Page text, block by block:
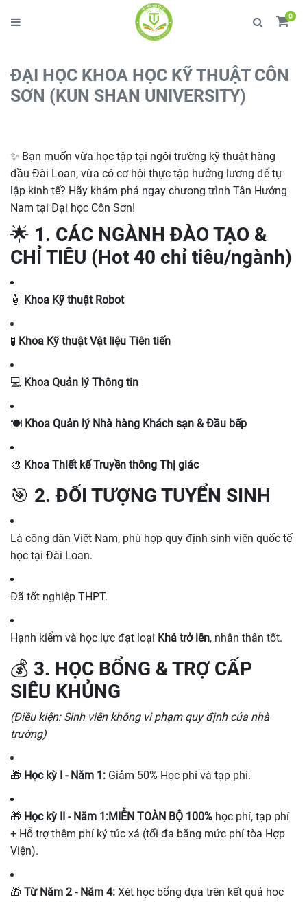
0
ĐẠI HỌC KHOA HỌC KỸ THUẬT CÔN
SƠN (KUN SHAN UNIVERSITY)
✨ Bạn muốn vừa học tập tại ngôi trường kỹ thuật hàng
đầu Đài Loan, vừa có cơ hội thực tập hưởng lương để tự
lập kinh tế? Hãy khám phá ngay chương trình Tân Hướng
Nam tại Đại học Côn Sơn!
🌟 1. CÁC NGÀNH ĐÀO TẠO &
CHỈ TIÊU (Hot 40 chỉ tiêu/ngành)
🤖 Khoa Kỹ thuật Robot
🧪 Khoa Kỹ thuật Vật liệu Tiên tiến
💻 Khoa Quản lý Thông tin
🍽️ Khoa Quản lý Nhà hàng Khách sạn & Đầu bếp
🎨 Khoa Thiết kế Truyền thông Thị giác
🎯 2. ĐỐI TƯỢNG TUYỂN SINH
Là công dân Việt Nam, phù hợp quy định sinh viên quốc tế
học tại Đài Loan.
Đã tốt nghiệp THPT.
Hạnh kiểm và học lực đạt loại Khá trở lên, nhân thân tốt.
💰 3. HỌC BỔNG & TRỢ CẤP
SIÊU KHỦNG
(Điều kiện: Sinh viên không vi phạm quy định của nhà
trường)
🎁 Học kỳ I - Năm 1: Giảm 50% Học phí và tạp phí.
🎁 Học kỳ II - Năm 1:MIỄN TOÀN BỘ 100% học phí, tạp phí
+ Hỗ trợ thêm phí ký túc xá (tối đa bằng mức phí tòa Hợp
Viện).
🎁 Từ Năm 2 - Năm 4: Xét học bổng dựa trên kết quả học